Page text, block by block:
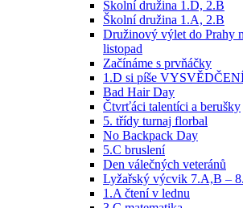
Školní družina 1.D, 2.B
Školní družina 1.A, 2.B
Družinový výlet do Prahy
listopad
Začínáme s prvňáčky
1.D si píše
Bad Hair Day
Čtvrťáci talentíci a berušky
5. třídy turnaj florbal
No Backpack Day
5.C bruslení
Den válečných veteránů
Lyžařský výcvik 7.A,B –
1.A čtení v lednu